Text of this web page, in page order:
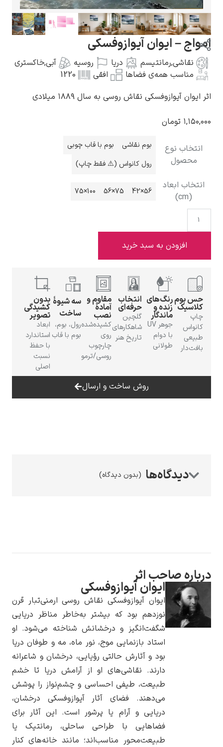
گوستاو کلیمت
ادوارد مونک
ادوارد هاپر
پیر آگوست رنوآر
پل سزان
یوهانس فرمیر
امواج – ایوان آیوازوفسکی
نقاشی,رمانتیسم دریا روسیه آبی,خاکستری
مناسب همه‌ی فضاها
افقی
1220
اثر ایوان آیوازوفسکی نقاش روسی به سال ۱۸۸۹ میلادی
۱,۱۵۰,۰۰۰ تومان
انتخاب نوع
محصول
بوم نقاشی
بوم با قاب چوبی
رول کانواس (⚠️ فقط چاپ)
انتخاب ابعاد
(cm)
56×42
75×56
100×75
افزودن به سبد خرید
حس بوم
کلاسیک
چاپ
کانواس
طبیعی
بافت‌دار
رنگ‌های
زنده و
ماندگار
جوهر UV
با دوام
طولانی
انتخاب
حرفه‌ای
گلچین
شاهکارهای
تاریخ هنر
مقاوم و
آمادهٔ
نصب
کشیده‌شده
روی
چارچوب
روسی/ترمو
سه شیوهٔ
ساخت
رول، بوم،
بوم با قاب
بدون
کشیدگی
تصویر
ابعاد
استاندارد
با حفظ
نسبت
اصلی
روش ساخت و ارسال
(بدون دیدگاه)
درباره صاحب اثر
ایوان آیوازوفسکی
ایوان آیوازوفسکی نقاش روسی ارمنی‌تبار قرن
نوزدهم بود که بیشتر به‌خاطر مناظر دریایی
شگفت‌انگیز و درخشانش شناخته می‌شود. او
استاد بازنمایی موج، نور ماه، مه و طوفان دریا
بود و آثارش حالتی رؤیایی، درخشان و شاعرانه
دارند. نقاشی‌های او از آرامش دریا تا خشم
طبیعت، طیفی احساسی و چشم‌نواز را پوشش
می‌دهند. فضای آثار آیوازوفسکی درخشان،
دریایی و آرام یا پرشور است. این آثار برای
فضاهایی با طراحی ساحلی، رمانتیک یا
طبیعت‌محور مناسب‌اند؛ مانند خانه‌های کنار